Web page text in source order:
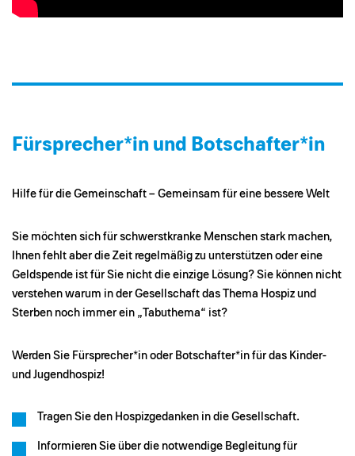
Fürsprecher*in und Botschafter*in
Hilfe für die Gemeinschaft – Gemeinsam für eine bessere Welt
Sie möchten sich für schwerstkranke Menschen stark machen,
Ihnen fehlt aber die Zeit regelmäßig zu unterstützen oder eine
Geldspende ist für Sie nicht die einzige Lösung? Sie können nicht
verstehen warum in der Gesellschaft das Thema Hospiz und
Sterben noch immer ein „Tabuthema“ ist?
Werden Sie Fürsprecher*in oder Botschafter*in für das Kinder-
und Jugendhospiz!
Tragen Sie den Hospizgedanken in die Gesellschaft.
Informieren Sie über die notwendige Begleitung für